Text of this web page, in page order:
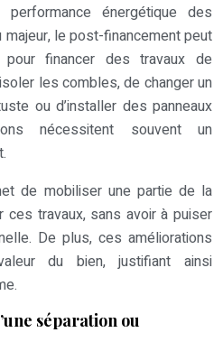
énergétique des
le post-financement peut
financer des travaux de
les combles, de changer un
ou d’installer des panneaux
nécessitent souvent un
de mobiliser une partie de la
ces travaux, sans avoir à puiser
De plus, ces améliorations
du bien, justifiant ainsi
séparation ou